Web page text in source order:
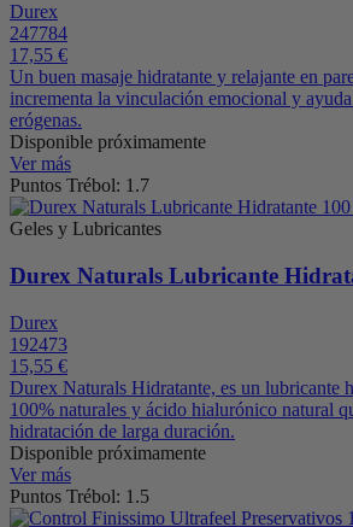
Durex
247784
17,55 €
Un buen masaje hidratante y relajante en
incrementa la vinculación emocional y
erógenas.
Disponible próximamente
Ver más
Puntos Trébol: 1.7
Geles y Lubricantes
Durex Naturals Lubricante
Durex
192473
15,55 €
Durex Naturals Hidratante, es un lubricante
100% naturales y ácido hialurónico natural
hidratación de larga duración.
Disponible próximamente
Ver más
Puntos Trébol: 1.5